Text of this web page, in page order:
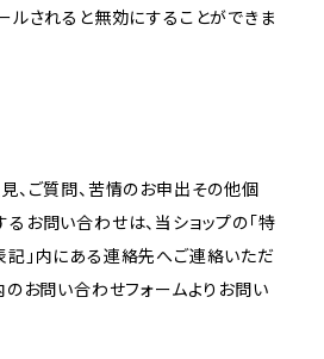
ルされると無効にすることができま
、ご質問、苦情のお申出その他個
お問い合わせは、当ショップの「特
」内にある連絡先へご連絡いただ
のお問い合わせフォームよりお問い